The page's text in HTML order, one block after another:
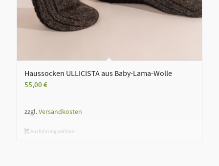
Haussocken ULLICISTA aus Baby-Lama-Wolle
55,00 €
zzgl.Versandkosten
Ausführung wählen